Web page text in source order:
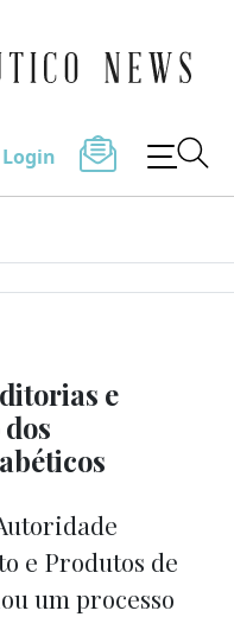
Login
e
e Produtos de
um processo